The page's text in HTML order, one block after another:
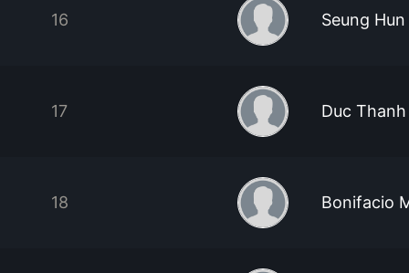
16 Seung Hun
17 Duc
18 Bonifacio